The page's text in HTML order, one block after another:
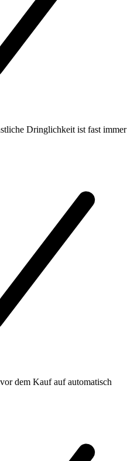
Dringlichkeit ist fast immer
dem Kauf auf automatisch